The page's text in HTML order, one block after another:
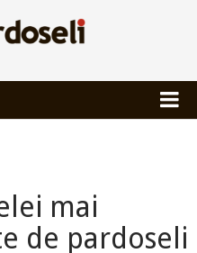
mai
de pardoseli